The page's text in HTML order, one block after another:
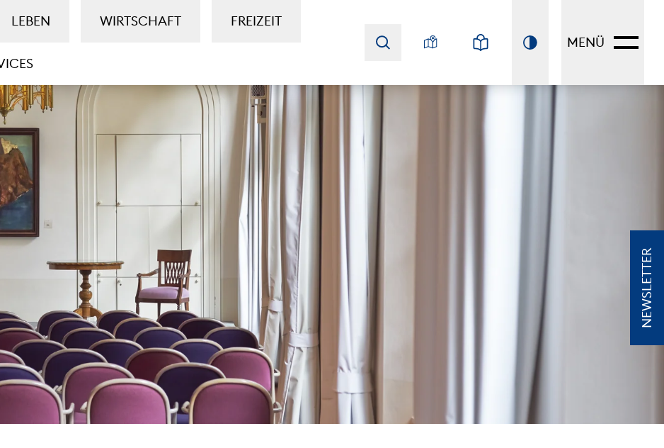
LEBEN WIRTSCHAFT FREIZEIT
MENÜ
NEWSLETTER